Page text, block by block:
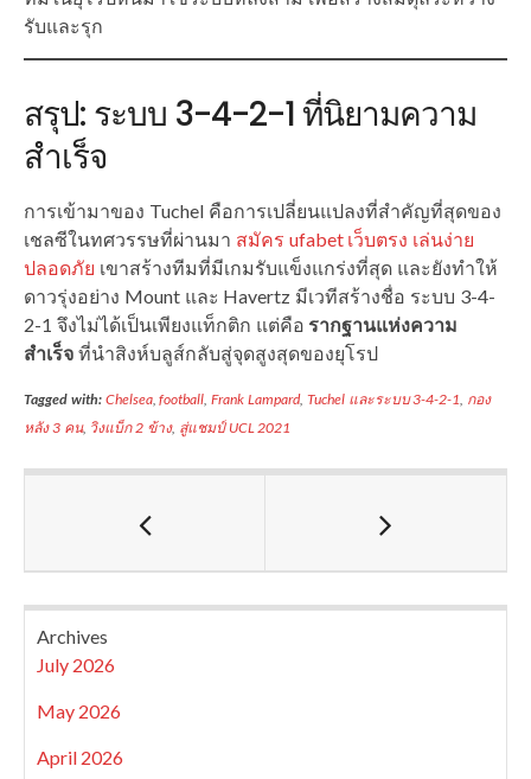
รับและรุก
สรุป: ระบบ 3-4-2-1 ที่นิยามความ
สำเร็จ
การเข้ามาของ Tuchel คือการเปลี่ยนแปลงที่สำคัญที่สุดของ
เชลซีในทศวรรษที่ผ่านมา สมัคร ufabet เว็บตรง เล่นง่าย
ปลอดภัย เขาสร้างทีมที่มีเกมรับแข็งแกร่งที่สุด และยังทำให้
ดาวรุ่งอย่าง Mount และ Havertz มีเวทีสร้างชื่อ ระบบ 3-4-
2-1 จึงไม่ได้เป็นเพียงแท็กติก แต่คือ รากฐานแห่งความ
สำเร็จ ที่นำสิงห์บลูส์กลับสู่จุดสูงสุดของยุโรป
Tagged with: Chelsea,football,Frank Lampard, Tuchel และระบบ 3-4-2-1, กอง
หลัง 3 คน, วิงแบ็ก 2 ข้าง, สู่แชมป์ UCL 2021
Archives
July 2026
May 2026
April 2026